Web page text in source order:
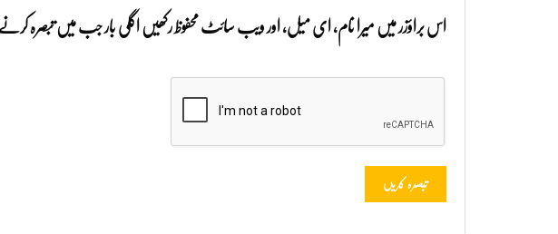
اس براؤزر میں میرا نام، ای میل، اور ویب سائٹ محفوظ رکھیں اگلی بار جب میں تبصرہ